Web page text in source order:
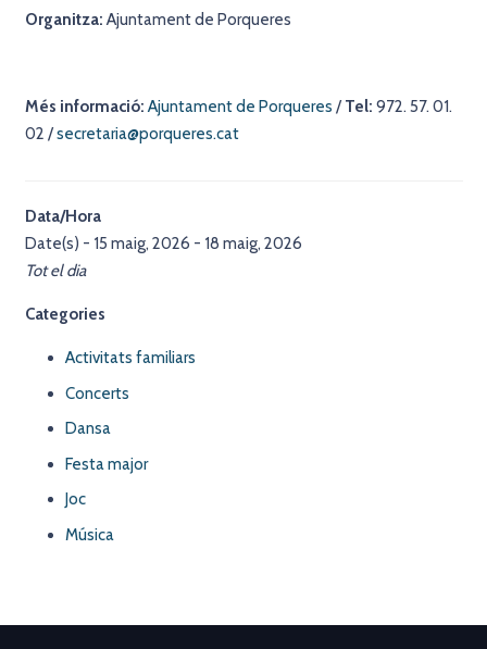
Organitza: Ajuntament de Porqueres
Més informació: Ajuntament de Porqueres /Tel: 972. 57. 01.
02 /secretaria@porqueres.cat
Data/Hora
Date(s) - 15 maig, 2026 - 18 maig, 2026
Tot el dia
Categories
Activitats familiars
Concerts
Dansa
Festa major
Joc
Música